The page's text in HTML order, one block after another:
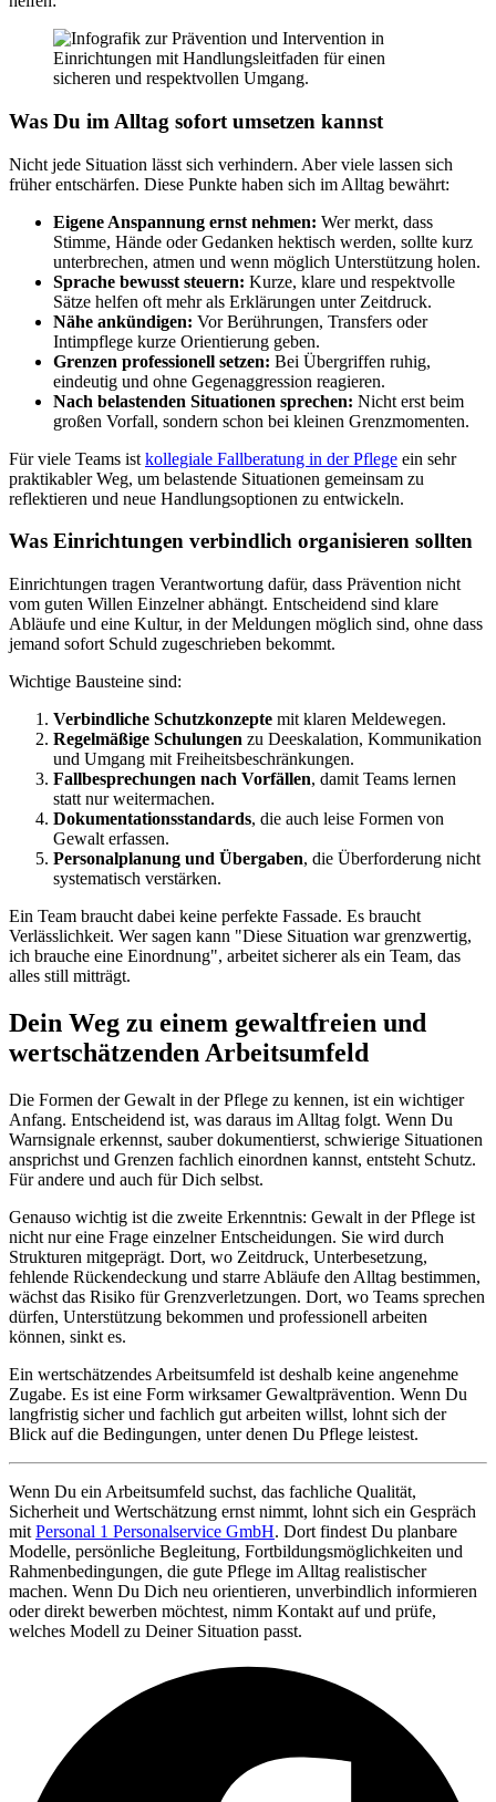
Was Du im Alltag sofort umsetzen kannst
Nicht jede Situation lässt sich verhindern. Aber viele lassen sich
früher entschärfen. Diese Punkte haben sich im Alltag bewährt:
Eigene Anspannung ernst nehmen: Wer merkt, dass
Stimme, Hände oder Gedanken hektisch werden, sollte kurz
unterbrechen, atmen und wenn möglich Unterstützung holen.
Sprache bewusst steuern: Kurze, klare und respektvolle
Sätze helfen oft mehr als Erklärungen unter Zeitdruck.
Nähe ankündigen: Vor Berührungen, Transfers oder
Intimpflege kurze Orientierung geben.
Grenzen professionell setzen: Bei Übergriffen ruhig,
eindeutig und ohne Gegenaggression reagieren.
Nach belastenden Situationen sprechen: Nicht erst beim
großen Vorfall, sondern schon bei kleinen Grenzmomenten.
Für viele Teams ist kollegiale Fallberatung in der Pflege ein sehr
praktikabler Weg, um belastende Situationen gemeinsam zu
reflektieren und neue Handlungsoptionen zu entwickeln.
Was Einrichtungen verbindlich organisieren sollten
Einrichtungen tragen Verantwortung dafür, dass Prävention nicht
vom guten Willen Einzelner abhängt. Entscheidend sind klare
Abläufe und eine Kultur, in der Meldungen möglich sind, ohne dass
jemand sofort Schuld zugeschrieben bekommt.
Wichtige Bausteine sind:
Verbindliche Schutzkonzepte mit klaren Meldewegen.
Regelmäßige Schulungen zu Deeskalation, Kommunikation
und Umgang mit Freiheitsbeschränkungen.
Fallbesprechungen nach Vorfällen, damit Teams lernen
statt nur weitermachen.
Dokumentationsstandards, die auch leise Formen von
Gewalt erfassen.
Personalplanung und Übergaben, die Überforderung nicht
systematisch verstärken.
Ein Team braucht dabei keine perfekte Fassade. Es braucht
Verlässlichkeit. Wer sagen kann "Diese Situation war grenzwertig,
ich brauche eine Einordnung", arbeitet sicherer als ein Team, das
alles still mitträgt.
Dein Weg zu einem gewaltfreien und
wertschätzenden Arbeitsumfeld
Die Formen der Gewalt in der Pflege zu kennen, ist ein wichtiger
Anfang. Entscheidend ist, was daraus im Alltag folgt. Wenn Du
Warnsignale erkennst, sauber dokumentierst, schwierige Situationen
ansprichst und Grenzen fachlich einordnen kannst, entsteht Schutz.
Für andere und auch für Dich selbst.
Genauso wichtig ist die zweite Erkenntnis: Gewalt in der Pflege ist
nicht nur eine Frage einzelner Entscheidungen. Sie wird durch
Strukturen mitgeprägt. Dort, wo Zeitdruck, Unterbesetzung,
fehlende Rückendeckung und starre Abläufe den Alltag bestimmen,
wächst das Risiko für Grenzverletzungen. Dort, wo Teams sprechen
dürfen, Unterstützung bekommen und professionell arbeiten
können, sinkt es.
Ein wertschätzendes Arbeitsumfeld ist deshalb keine angenehme
Zugabe. Es ist eine Form wirksamer Gewaltprävention. Wenn Du
langfristig sicher und fachlich gut arbeiten willst, lohnt sich der
Blick auf die Bedingungen, unter denen Du Pflege leistest.
Wenn Du ein Arbeitsumfeld suchst, das fachliche Qualität,
Sicherheit und Wertschätzung ernst nimmt, lohnt sich ein Gespräch
mit Personal 1 Personalservice GmbH. Dort findest Du planbare
Modelle, persönliche Begleitung, Fortbildungsmöglichkeiten und
Rahmenbedingungen, die gute Pflege im Alltag realistischer
machen. Wenn Du Dich neu orientieren, unverbindlich informieren
oder direkt bewerben möchtest, nimm Kontakt auf und prüfe,
welches Modell zu Deiner Situation passt.